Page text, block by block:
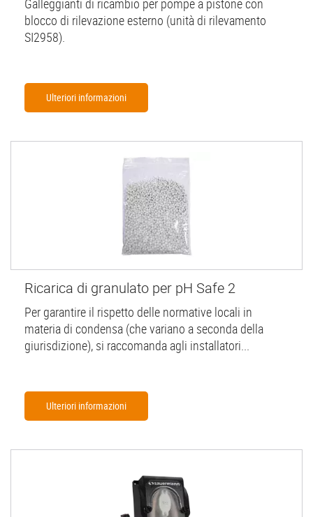
blocco di rilevazione esterno (unità di rilevamento
SI2958).
Ulteriori informazioni
Ricarica di granulato per pH Safe 2
Per garantire il rispetto delle normative locali in
materia di condensa (che variano a seconda della
giurisdizione), si raccomanda agli installatori...
Ulteriori informazioni